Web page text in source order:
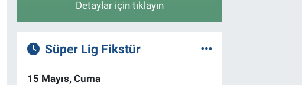
Detaylar için tıklayın
Süper Lig Fikstür
15 Mayıs, Cuma